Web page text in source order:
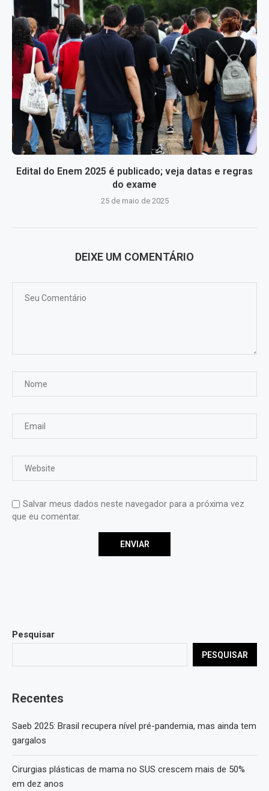
Edital do Enem 2025 é publicado; veja datas e regras
do exame
25 de maio de 2025
DEIXE UM COMENTÁRIO
Salvar meus dados neste navegador para a próxima vez
que eu comentar.
Pesquisar
PESQUISAR
Recentes
Saeb 2025: Brasil recupera nível pré-pandemia, mas ainda tem
gargalos
Cirurgias plásticas de mama no SUS crescem mais de 50%
em dez anos